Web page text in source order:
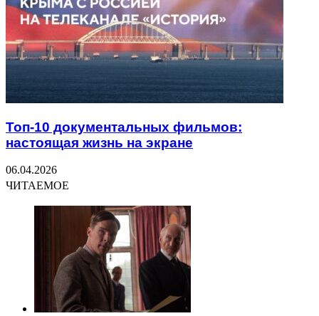
Топ-10 документальных фильмов:
настоящая жизнь на экране
06.04.2026
ЧИТАЕМОЕ